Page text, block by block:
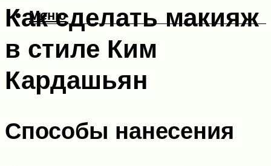
Меню
Как сделать макияж
в стиле Ким
Кардашьян
Способы нанесения